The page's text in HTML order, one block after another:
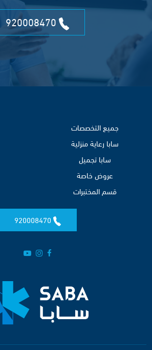
جميع التخصصات
سابا رعاية منزلية
سابا تجميل
عروض خاصة
قسم المختبرات